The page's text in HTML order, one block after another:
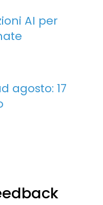
AI per
agosto: 17